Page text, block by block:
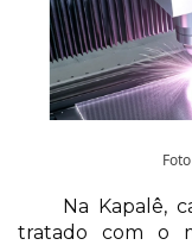
Na Kapalê,
tratado com o